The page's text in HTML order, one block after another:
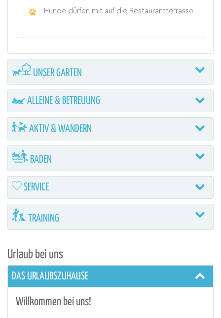
Hunde dürfen mit auf die Restaurantterrasse
UNSER GARTEN
ALLEINE & BETREUUNG
AKTIV & WANDERN
BADEN
SERVICE
TRAINING
Urlaub bei uns
DAS URLAUBSZUHAUSE
Willkommen bei uns!